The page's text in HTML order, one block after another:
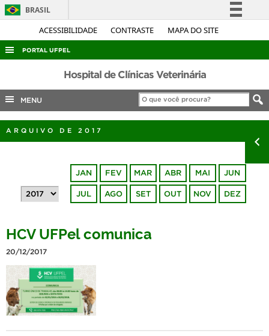
ACESSIBILIDADE CONTRASTE MAPA DO SITE
BRASIL
Simplifique!
Legislação
Canais
PORTAL UFPEL
ACESSO À INFORMAÇÃO
AUDITORIA
COBALTO
CONCURSOS
OUVIDORIA
TELEFONES
Hospital de Clínicas Veterinária
MENU
ARQUIVO DE 2017
JAN FEV MAR ABR MAI JUN
JUL AGO SET OUT NOV DEZ
HCV UFPel comunica
20/12/2017